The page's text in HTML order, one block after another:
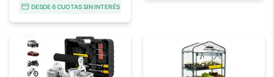
DESDE 6 CUOTAS SIN INTERÉS